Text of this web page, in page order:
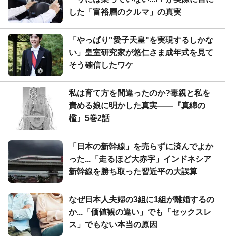
した「富裕層のクルマ」の真実
「やっぱり"愛子天皇"を実現するしかな
い」皇室研究家が悠仁さま成年式を見て
そう確信したワケ
私は育て方を間違ったのか?毒親と私を
責める娘に明かした真実――『真綿の
檻』5巻2話
「日本の新幹線」を売らずに済んでよか
った...「走るほど大赤字」インドネシア
新幹線を勝ち取った習近平の大誤算
なぜ日本人夫婦の3組に1組が離婚するの
か...「価値観の違い」でも「セックスレ
ス」でもない本当の原因